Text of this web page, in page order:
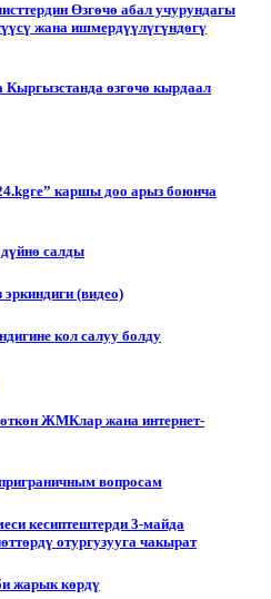
Өзгөчө абал учурундагы
жана ишмердүүлүгүндөгү
өзгөчө кырдаал
каршы доо арыз боюнча
салды
(видео)
кол салуу болду
ЖМКлар жана интернет-
вопросам
кесиптештерди 3-майда
отургузууга чакырат
жарык көрдү